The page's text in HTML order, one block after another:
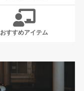
おすすめアイテム